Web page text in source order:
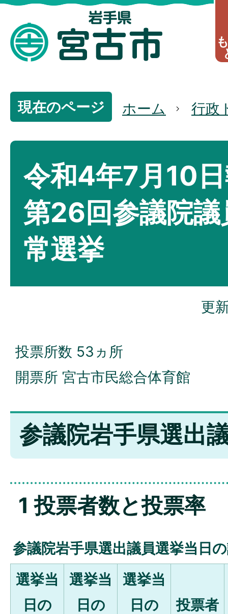
現在のページ ホーム 行政
令和4年7月10
第26回参議院議
常選挙
更
投票所数 53ヵ所
開票所 宮古市民総合体育館
参議院岩手県選出
1 投票者数と投票率
参議院岩手県選出議員選挙当日
選挙当
日の
選挙当
日の
選挙当
日の
投票者